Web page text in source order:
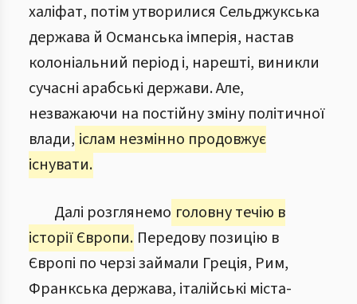
халіфат, потім утворилися Сельджукська
держава й Османська імперія, настав
колоніальний період і, нарешті, виникли
сучасні арабські держави. Але,
незважаючи на постійну зміну політичної
влади, іслам незмінно продовжує
існувати.
Далі розглянемо головну течію в
історії Європи. Передову позицію в
Європі по черзі займали Греція, Рим,
Франкська держава, італійські міста-